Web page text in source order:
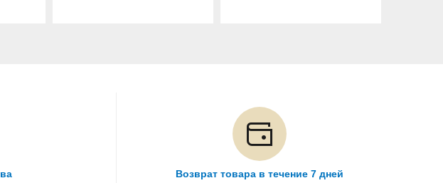
Возврат товара в течение 7 дней